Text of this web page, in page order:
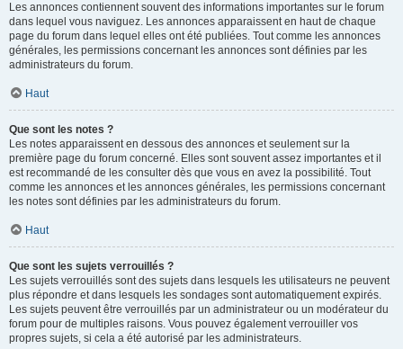
Les annonces contiennent souvent des informations importantes sur le forum
dans lequel vous naviguez. Les annonces apparaissent en haut de chaque
page du forum dans lequel elles ont été publiées. Tout comme les annonces
générales, les permissions concernant les annonces sont définies par les
administrateurs du forum.
Haut
Que sont les notes ?
Les notes apparaissent en dessous des annonces et seulement sur la
première page du forum concerné. Elles sont souvent assez importantes et il
est recommandé de les consulter dès que vous en avez la possibilité. Tout
comme les annonces et les annonces générales, les permissions concernant
les notes sont définies par les administrateurs du forum.
Haut
Que sont les sujets verrouillés ?
Les sujets verrouillés sont des sujets dans lesquels les utilisateurs ne peuvent
plus répondre et dans lesquels les sondages sont automatiquement expirés.
Les sujets peuvent être verrouillés par un administrateur ou un modérateur du
forum pour de multiples raisons. Vous pouvez également verrouiller vos
propres sujets, si cela a été autorisé par les administrateurs.